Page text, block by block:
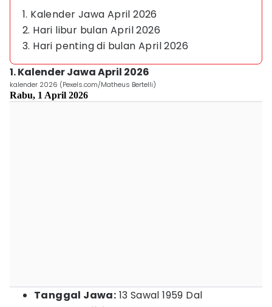
1. Kalender Jawa April 2026
2. Hari libur bulan April 2026
3. Hari penting di bulan April 2026
1. Kalender Jawa April 2026
kalender 2026 (Pexels.com/Matheus Bertelli)
Rabu, 1 April 2026
Tanggal Jawa: 13 Sawal 1959 Dal